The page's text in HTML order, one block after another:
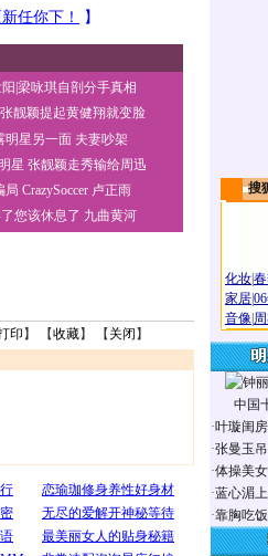
梁咏琪自剖分手真相
张靓颖提起黄健翔就变脸
明星另一面 夫妻吵架
星 张靓颖走秀输给周迅
局 CrazySoccer 卢正雨
您该休息了 九曲黄河
印 】 【收藏】 【 关闭 】
搜
化妆
家居
音像
中国
·叶璇闺
·张曼玉
·体操美
·蓝心湄
·靠胸吃